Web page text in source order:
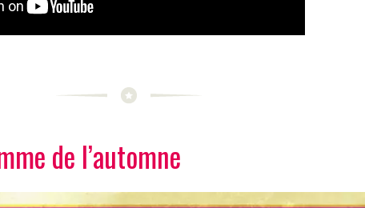
de l’automne